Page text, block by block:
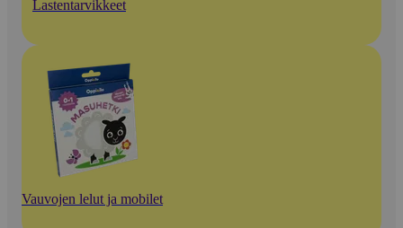
Lastentarvikkeet
Vauvojen lelut ja mobilet